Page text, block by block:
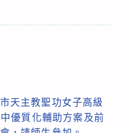
天主教聖功女子高級
優質化輔助方案及前